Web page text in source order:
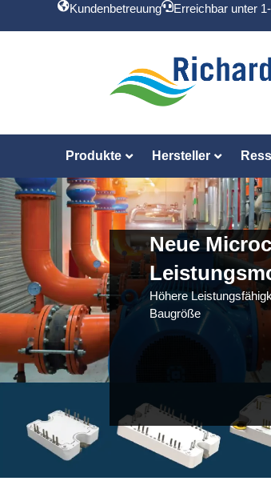
Kundenbetreuung Erreichbar unter
Produkte Hersteller
Neue
Höhere
Baugröße